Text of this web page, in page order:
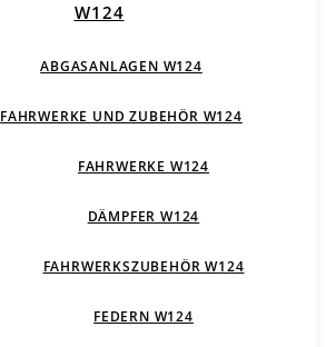
W124
ABGASANLAGEN W124
FAHRWERKE UND ZUBEHÖR W124
FAHRWERKE W124
DÄMPFER W124
FAHRWERKSZUBEHÖR W124
FEDERN W124